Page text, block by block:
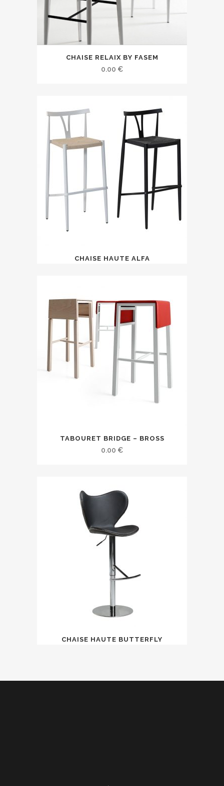
CHAISE RELAIX BY FASEM
0.00 €
CHAISE HAUTE ALFA
TABOURET BRIDGE – BROSS
0.00 €
CHAISE HAUTE BUTTERFLY